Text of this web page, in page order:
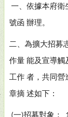
一、依據本府衛
號函 辦理。
二、為擴大招募
作量 能及宣導觸
工作 者，共同營
章摘 述如下：
一 招募對象：